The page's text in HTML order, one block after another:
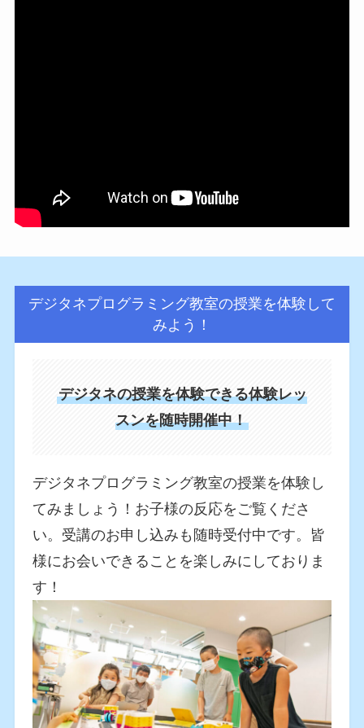
デジタネプログラミング教室の授業を体験して
みよう！
デジタネの授業を体験できる体験レッ
スンを随時開催中！
デジタネプログラミング教室の授業を体験し
てみましょう！お子様の反応をご覧くださ
い。受講のお申し込みも随時受付中です。皆
様にお会いできることを楽しみにしておりま
す！